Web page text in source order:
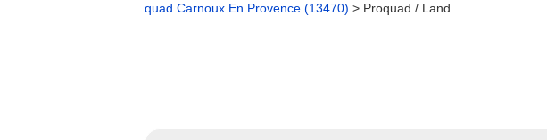
quad Carnoux En Provence (13470) > Proquad / Land